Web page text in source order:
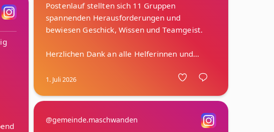
Postenlauf stellten sich 11 Gruppen
spannenden Herausforderungen und
bewiesen Geschick, Wissen und Teamgeist.
1. Juli 2026
@gemeinde.maschwanden